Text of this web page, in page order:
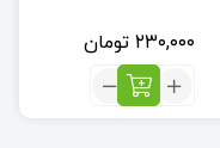
۲۳۰,۰۰۰ تومان
تعداد:
دوای